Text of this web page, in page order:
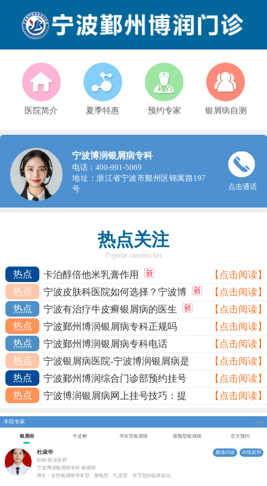
医院简介 夏季特惠 预约专家 银屑病自测
宁波博润银屑病专科
电话：400-991-5069
地址：浙江省宁波市鄞州区锦寓路197
号
点击通话
热点关注
Popular concern list
热点 卡泊醇倍他米乳膏作用
【点击阅读】
热点
宁波皮肤科医院如何选择？宁波博
【点击阅读】
热点
宁波有治疗牛皮癣银屑病的医生
【点击阅读】
热点
宁波鄞州博润银屑病专科正规吗
【点击阅读】
热点
宁波鄞州博润银屑病专科电话
【点击阅读】
热点
宁波银屑病医院-宁波博润银屑病是
【点击阅读】
热点
宁波鄞州博润综合门诊部预约挂号
【点击阅读】
热点
宁波博润银屑病网上挂号技巧：提 【点击阅读】
本院专家 全部
银屑病 牛皮癣 寻常型银屑病 脓胞型银屑病 官方预约
杜淑华
职称:执业医师
宁波博润银屑病专科 银屑病
擅长：女性银屑病寻常型、脓疱型、红皮型、关节型的临床诊治。
极速问诊 在线咨询